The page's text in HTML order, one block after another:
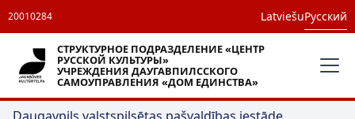
20010284 LatviešuРусский
СТРУКТУРНОЕ ПОДРАЗДЕЛЕНИЕ «ЦЕНТР
РУССКОЙ КУЛЬТУРЫ»
УЧРЕЖДЕНИЯ ДАУГАВПИЛССКОГО
САМОУПРАВЛЕНИЯ «ДОМ ЕДИНСТВА»